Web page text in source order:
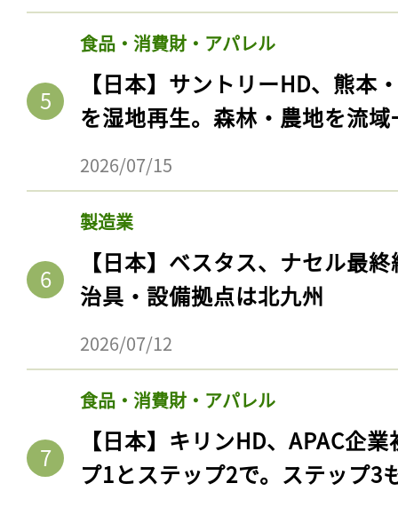
食品・消費財・アパレル
【日本】サントリーHD、熊本
を湿地再生。森林・農地を流
2026/07/15
製造業
【日本】ベスタス、ナセル最
治具・設備拠点は北九州
2026/07/12
食品・消費財・アパレル
【日本】キリンHD、APAC企
プ1とステップ2で。ステップ3